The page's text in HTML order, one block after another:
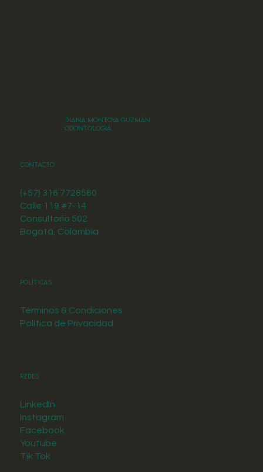
DIANA MONTOYA GUZMÁN
ODONTOLOGIA
Contacto
(+57) 316 7728560
Calle 119 #7-14
Consultorio 502
Bogotá, Colombia
Políticas
Términos & Condiciones
Política de Privacidad
Redes
LinkedIn
Instagram
Facebook
Youtube
Tik Tok